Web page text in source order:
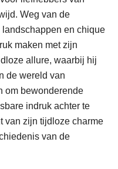
Weg van de
en chique
maken met zijn
allure, waarbij hij
de wereld van
om bewonderende
indruk achter te
van zijn tijdloze charme
van de